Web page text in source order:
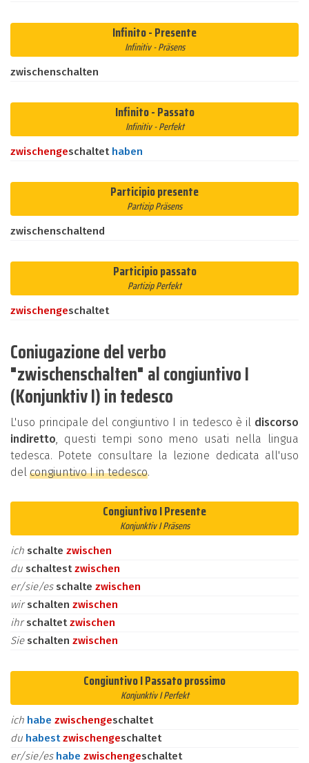
Infinito - Presente
Infinitiv - Präsens
zwischenschalten
Infinito - Passato
Infinitiv - Perfekt
zwischengeschaltet haben
Participio presente
Partizip Präsens
zwischenschaltend
Participio passato
Partizip Perfekt
zwischengeschaltet
Coniugazione del verbo
"zwischenschalten" al congiuntivo I
(Konjunktiv I) in tedesco
L'uso principale del congiuntivo I in tedesco è il discorso
indiretto, questi tempi sono meno usati nella lingua
tedesca. Potete consultare la lezione dedicata all'uso
del congiuntivo I in tedesco.
Congiuntivo I Presente
Konjunktiv I Präsens
ich schalte zwischen
du schaltestzwischen
er/sie/es schalte zwischen
wirschalten zwischen
ihrschaltetzwischen
Sie schalten zwischen
Congiuntivo I Passato prossimo
Konjunktiv I Perfekt
ich habe zwischengeschaltet
du habestzwischengeschaltet
er/sie/es habe zwischengeschaltet